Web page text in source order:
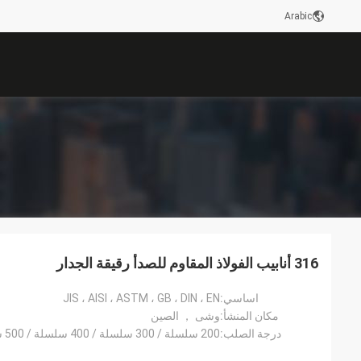
Arabic
316 أنابيب الفولاذ المقاوم للصدأ رقيقة الجدار
اساسي:JIS ، AISI ، ASTM ، GB ، DIN ، EN
مكان المنشأ:وشى ， الصين
درجة الصلب:200 سلسلة / 300 سلسلة / 400 سلسلة / 500 سلسلة